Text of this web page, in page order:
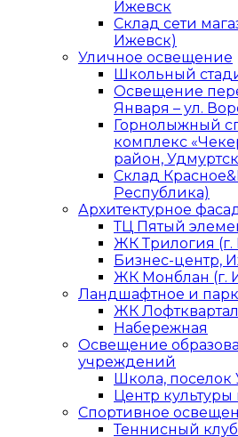
Ижевск
Склад сети
Ижевск)
Уличное освещение
Школьный
Освещение
Января – ул.
Горнолыжный
комплекс
район,
Склад
Республика)
Архитектурное
ТЦ Пятый
ЖК Трилогия (г.
Бизнес-центр,
ЖК Монблан (г.
Ландшафтное и
ЖК
Набережная
Освещение
учреждений
Школа, поселок
Центр культуры
Спортивное
Теннисный